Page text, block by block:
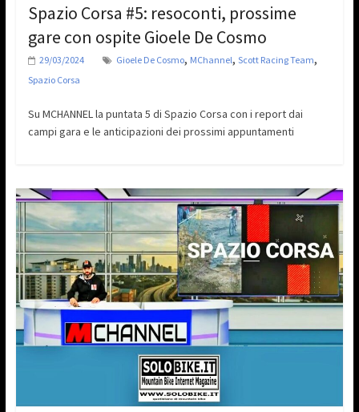
Spazio Corsa #5: resoconti, prossime
gare con ospite Gioele De Cosmo
29/03/2024 Gioele De Cosmo, MChannel, Scott Racing Team,
Spazio Corsa
Su MCHANNEL la puntata 5 di Spazio Corsa con i report dai
campi gara e le anticipazioni dei prossimi appuntamenti